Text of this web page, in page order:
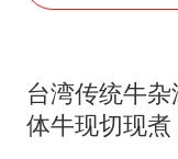
台湾传统牛
体牛现切现煮